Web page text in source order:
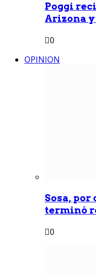
Poggi
Arizona
0
OPINION
Sosa, por
terminó
0